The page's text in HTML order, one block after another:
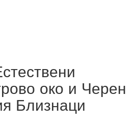
око и Черен
Близнаци